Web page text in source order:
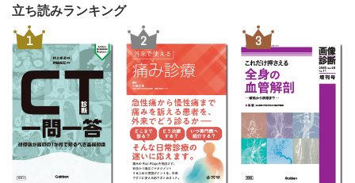
立ち読みランキング
1 2 3